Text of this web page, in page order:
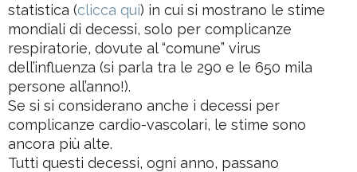
statistica (clicca qui) in cui si mostrano le stime
mondiali di decessi, solo per complicanze
respiratorie, dovute al “comune” virus
dell’influenza (si parla tra le 290 e le 650 mila
persone all’anno!).
Se si si considerano anche i decessi per
complicanze cardio-vascolari, le stime sono
ancora più alte.
Tutti questi decessi, ogni anno, passano